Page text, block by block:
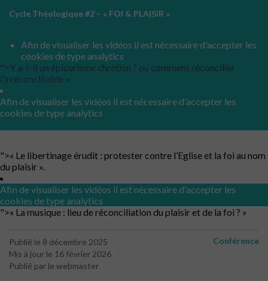
Cycle Théologique #2 – « FOI & PLAISIR »
Afin de visualiser les vidéos il est nécessaire d'accepter les
cookies de type analytics
">Y a-t-il un épicurisme chrétien ? ou comment réconcilier
l’irréconciliable »
Afin de visualiser les vidéos il est nécessaire d'accepter les
cookies de type analytics
">« Le libertinage érudit : protester contre l’Eglise et la foi au nom
du plaisir ».
Afin de visualiser les vidéos il est nécessaire d'accepter les
cookies de type analytics
">« La musique : lieu de réconciliation du plaisir et de la foi ? »
Publié le 8 décembre 2025
Mis à jour le 16 février 2026
Publié par le webmaster
Conférence